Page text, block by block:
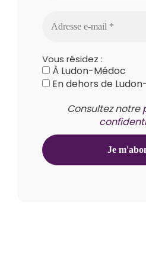
Vous résidez :
À Ludon-Médoc
En dehors de
Consultez notre